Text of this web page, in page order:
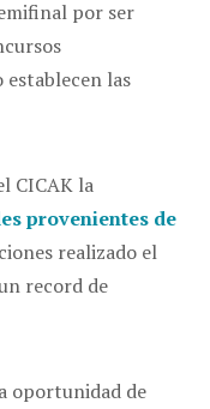
por ser
las
CICAK la
provenientes de
realizado el
record de
oportunidad de